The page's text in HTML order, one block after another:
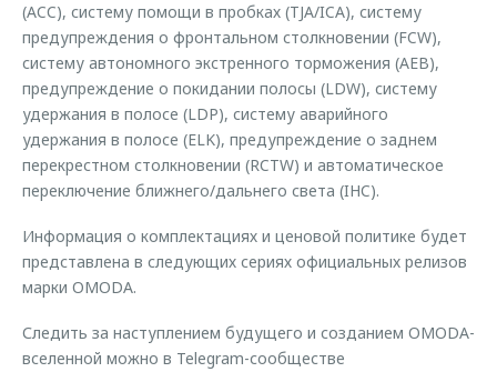
(ACC), систему помощи в пробках (TJA/ICA), систему
предупреждения о фронтальном столкновении (FCW),
систему автономного экстренного торможения (AEB),
предупреждение о покидании полосы (LDW), систему
удержания в полосе (LDP), систему аварийного
удержания в полосе (ELK), предупреждение о заднем
перекрестном столкновении (RCTW) и автоматическое
переключение ближнего/дальнего света (IHC).
Информация о комплектациях и ценовой политике будет
представлена в следующих сериях официальных релизов
марки OMODA.
Следить за наступлением будущего и созданием OMODA-
вселенной можно в Telegram-сообществе